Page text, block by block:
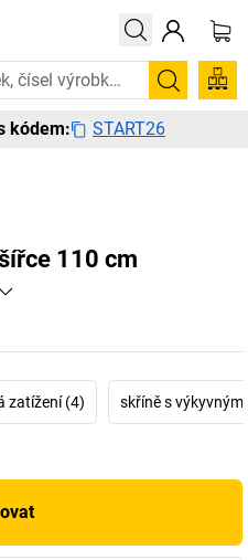
Vybrané bestsellery doručíme
Hledání
kódem: START26
110 cm
zatížení (4) skříně s